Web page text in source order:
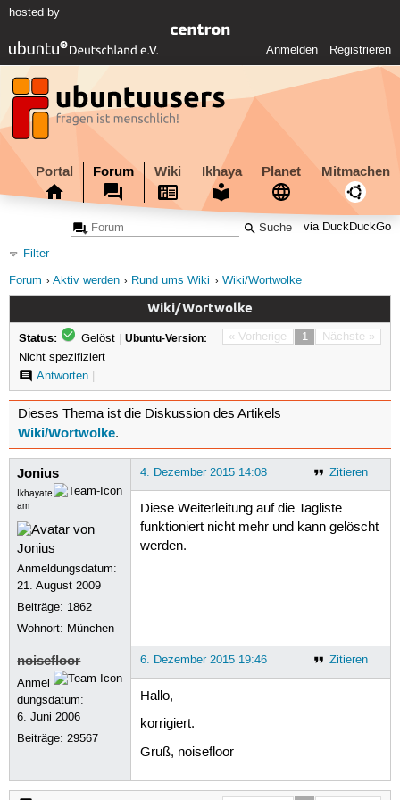
hosted by
Anmelden Registrieren
Portal Forum Wiki Ikhaya Planet Mitmachen
via DuckDuckGo
Filter
Forum
Aktiv werden Rund ums Wiki Wiki/Wortwolke
Wiki/Wortwolke
« Vorherige 1 Nächste »
Status: Gelöst | Ubuntu-Version:
Nicht spezifiziert
Antworten|
Dieses Thema ist die Diskussion des Artikels
Wiki/Wortwolke.
Jonius
Ikhayate
am
Anmeldungsdatum:
21. August 2009
Beiträge: 1862
Wohnort: München
Zitieren
4. Dezember 2015 14:08
Diese Weiterleitung auf die Tagliste
funktioniert nicht mehr und kann gelöscht
werden.
noisefloor
Anmel
dungsdatum:
6. Juni 2006
Beiträge:29567
Zitieren
6. Dezember 2015 19:46
Hallo,
korrigiert.
Gruß, noisefloor